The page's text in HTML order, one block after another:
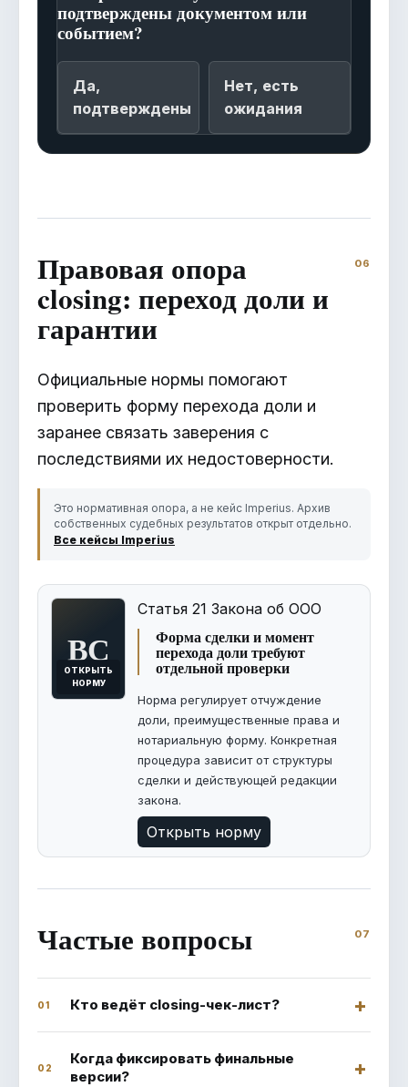
подтверждены документом или
событием?
Да,
подтверждены
Нет, есть
ожидания
Правовая опора
closing: переход доли и
гарантии
Официальные нормы помогают
проверить форму перехода доли и
заранее связать заверения с
последствиями их недостоверности.
Это нормативная опора, а не кейс Imperius. Архив
собственных судебных результатов открыт отдельно.
Все кейсы Imperius
ВС
ОТКРЫТЬ
НОРМУ
Статья 21 Закона об ООО
Форма сделки и момент
перехода доли требуют
отдельной проверки
Норма регулирует отчуждение
доли, преимущественные права и
нотариальную форму. Конкретная
процедура зависит от структуры
сделки и действующей редакции
закона.
Открыть норму
Частые вопросы
01 Кто ведёт closing-чек-лист?
02
Когда фиксировать финальные
версии?